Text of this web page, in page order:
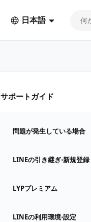
日本語
サポートガイド
問題が発生している場合
LINEの引き継ぎ⋅新規登録
LYPプレミアム
LINEの利用環境⋅設定